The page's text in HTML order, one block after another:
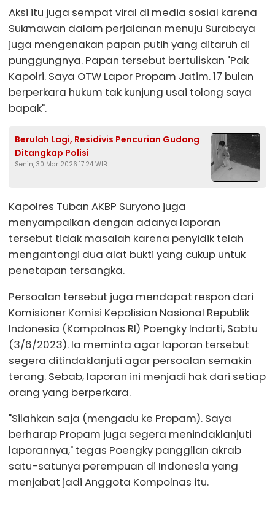
Aksi itu juga sempat viral di media sosial karena
Sukmawan dalam perjalanan menuju Surabaya
juga mengenakan papan putih yang ditaruh di
punggungnya. Papan tersebut bertuliskan "Pak
Kapolri. Saya OTW Lapor Propam Jatim. 17 bulan
berperkara hukum tak kunjung usai tolong saya
bapak".
Berulah Lagi, Residivis Pencurian Gudang
Ditangkap Polisi
Senin, 30 Mar 2026 17:24 WIB
Kapolres Tuban AKBP Suryono juga
menyampaikan dengan adanya laporan
tersebut tidak masalah karena penyidik telah
mengantongi dua alat bukti yang cukup untuk
penetapan tersangka.
Persoalan tersebut juga mendapat respon dari
Komisioner Komisi Kepolisian Nasional Republik
Indonesia (Kompolnas RI) Poengky Indarti, Sabtu
(3/6/2023). Ia meminta agar laporan tersebut
segera ditindaklanjuti agar persoalan semakin
terang. Sebab, laporan ini menjadi hak dari setiap
orang yang berperkara.
"Silahkan saja (mengadu ke Propam). Saya
berharap Propam juga segera menindaklanjuti
laporannya," tegas Poengky panggilan akrab
satu-satunya perempuan di Indonesia yang
menjabat jadi Anggota Kompolnas itu.